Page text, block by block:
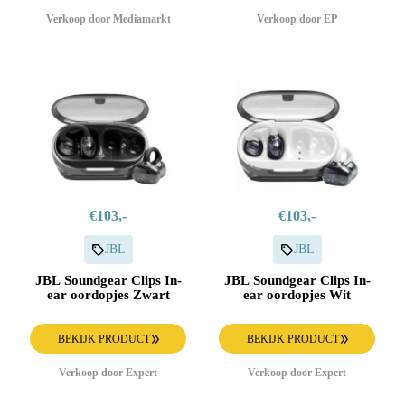
Verkoop door Mediamarkt Verkoop door EP
€103,-
JBL
JBL Soundgear Clips In-
ear oordopjes Zwart
BEKIJK PRODUCT
Verkoop door Expert
€103,-
JBL
JBL Soundgear Clips In-
ear oordopjes Wit
BEKIJK PRODUCT
Verkoop door Expert